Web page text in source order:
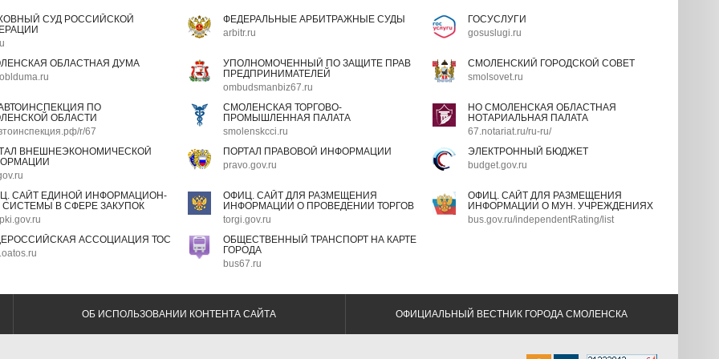
СУД РОССИЙСКОЙ
ФЕДЕРАЛЬНЫЕ АРБИТРАЖНЫЕ СУДЫ
arbitr.ru
ГОСУСЛУГИ
gosuslugi.ru
ОБЛАСТНАЯ ДУМА
УПОЛНОМОЧЕННЫЙ ПО ЗАЩИТЕ ПРАВ
ПРЕДПРИНИМАТЕЛЕЙ
ombudsmanbiz67.ru
СМОЛЕНСКИЙ ГОРОДСКОЙ СОВЕТ
smolsovet.ru
ПО
ОБЛАСТИ
r/67
СМОЛЕНСКАЯ ТОРГОВО-
ПРОМЫШЛЕННАЯ ПАЛАТА
smolenskcci.ru
НО СМОЛЕНСКАЯ ОБЛАСТНАЯ
НОТАРИАЛЬНАЯ ПАЛАТА
67.notariat.ru/ru-ru/
ВНЕШНЕЭКОНОМИЧЕСКОЙ
ПОРТАЛ ПРАВОВОЙ ИНФОРМАЦИИ
pravo.gov.ru
ЭЛЕКТРОННЫЙ БЮДЖЕТ
budget.gov.ru
САЙТ ЕДИНОЙ ИНФОРМАЦИОН-
СИСТЕМЫ В СФЕРЕ ЗАКУПОК
ОФИЦ. САЙТ ДЛЯ РАЗМЕЩЕНИЯ
ИНФОРМАЦИИ О ПРОВЕДЕНИИ ТОРГОВ
torgi.gov.ru
ОФИЦ. САЙТ ДЛЯ РАЗМЕЩЕНИЯ
ИНФОРМАЦИИ О МУН. УЧРЕЖДЕНИЯХ
bus.gov.ru/independentRating/list
АССОЦИАЦИЯ ТОС
ОБЩЕСТВЕННЫЙ ТРАНСПОРТ НА КАРТЕ
ГОРОДА
bus67.ru
ОБ ИСПОЛЬЗОВАНИИ КОНТЕНТА САЙТА ОФИЦИАЛЬНЫЙ ВЕСТНИК ГОРОДА СМОЛЕНСКА